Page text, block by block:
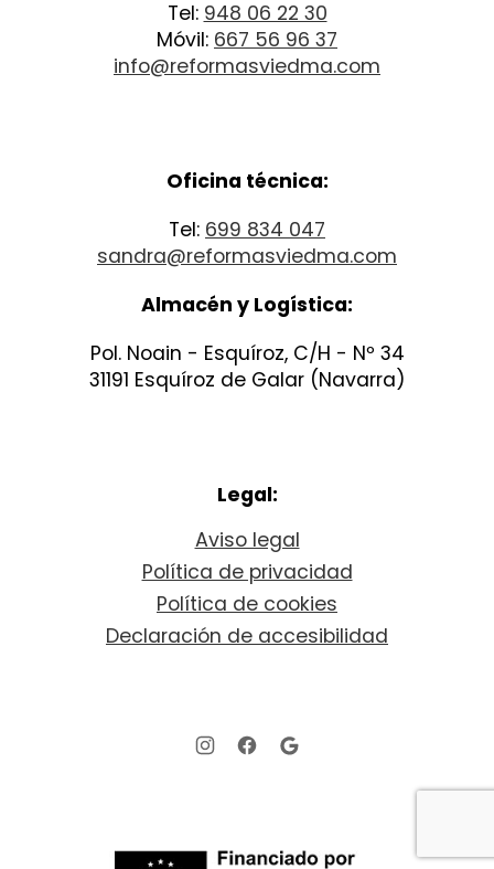
Tel: 948 06 22 30
Móvil: 667 56 96 37
info@reformasviedma.com
Oficina técnica:
Tel: 699 834 047
sandra@reformasviedma.com
Almacén y Logística:
Pol. Noain - Esquíroz, C/H - Nº 34
31191 Esquíroz de Galar (Navarra)
Legal:
Aviso legal
Política de privacidad
Política de cookies
Declaración de accesibilidad
New Window
New Window
New Window